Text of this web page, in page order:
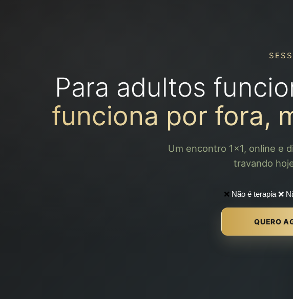
Para adultos
funciona por fora,
Um encontro 1x1, online e
travando
❌ Não é terapia ❌
QUERO